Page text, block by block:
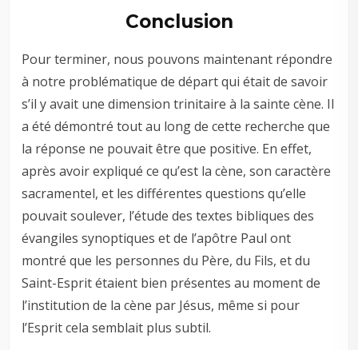
Conclusion
Pour terminer, nous pouvons maintenant répondre
à notre problématique de départ qui était de savoir
s’il y avait une dimension trinitaire à la sainte cène. Il
a été démontré tout au long de cette recherche que
la réponse ne pouvait être que positive. En effet,
après avoir expliqué ce qu’est la cène, son caractère
sacramentel, et les différentes questions qu’elle
pouvait soulever, l’étude des textes bibliques des
évangiles synoptiques et de l’apôtre Paul ont
montré que les personnes du Père, du Fils, et du
Saint-Esprit étaient bien présentes au moment de
l’institution de la cène par Jésus, même si pour
l’Esprit cela semblait plus subtil.